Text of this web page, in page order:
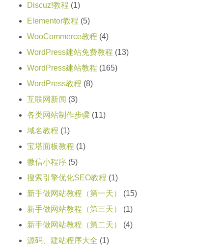
Discuz!教程 (1)
Elementor教程 (5)
WooCommerce教程 (4)
WordPress建站免费教程 (13)
WordPress建站教程 (165)
WordPress教程 (8)
互联网新闻 (3)
各类网站制作步骤 (11)
域名教程 (1)
宝塔面板教程 (1)
微信小程序 (5)
搜索引擎优化SEO教程 (1)
新手做网站教程（第一天）
(15)
新手做网站教程（第三天）
(1)
新手做网站教程（第二天）
(4)
源码、建站程序大全 (1)